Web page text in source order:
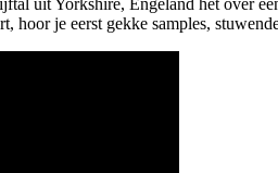
uit Yorkshire, Engeland het over
hoor je eerst gekke samples,